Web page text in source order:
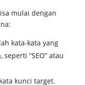
mulai dengan
kata-kata yang
“SEO” atau
kunci target.